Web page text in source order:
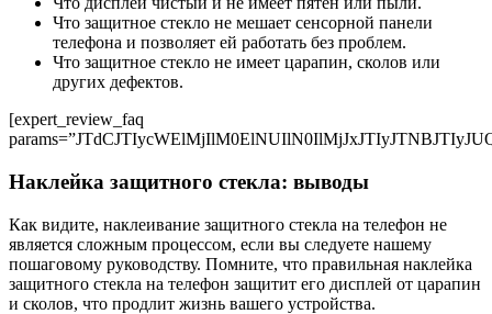
Что защитное стекло не мешает сенсорной панели
телефона и позволяет ей работать без проблем.
Что защитное стекло не имеет царапин, сколов или
других дефектов.
[expert_review_faq
Наклейка защитного стекла: выводы
Как видите, наклеивание защитного стекла на телефон не
является сложным процессом, если вы следуете нашему
пошаговому руководству. Помните, что правильная наклейка
защитного стекла на телефон защитит его дисплей от царапин
и сколов, что продлит жизнь вашего устройства.